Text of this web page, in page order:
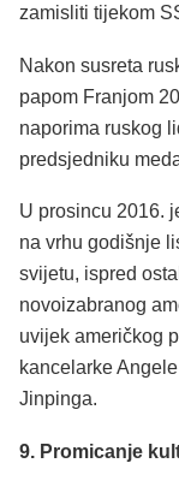
zamisliti tijekom
Nakon susreta
papom Franjom
naporima ruskog
predsjedniku
U prosincu 2016.
na vrhu godišnje
svijetu, ispred
novoizabranog
uvijek američkog
kancelarke
Jinpinga.
9. Promicanje